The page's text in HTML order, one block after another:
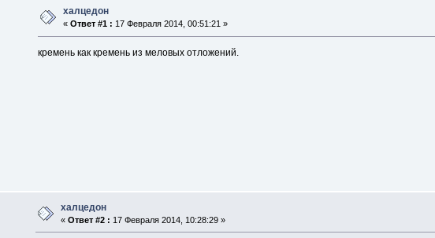
халцедон
«Ответ #1 : 17 Февраля 2014, 00:51:21 »
кремень как кремень из меловых отложений.
халцедон
«Ответ #2 : 17 Февраля 2014, 10:28:29 »